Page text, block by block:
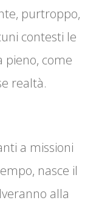
purtroppo,
contesti le
pieno, come
realtà.
a missioni
nasce il
alla